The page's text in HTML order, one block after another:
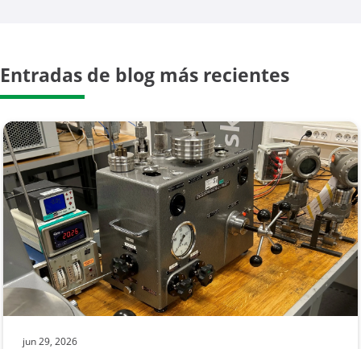
Entradas de blog más recientes
jun 29, 2026